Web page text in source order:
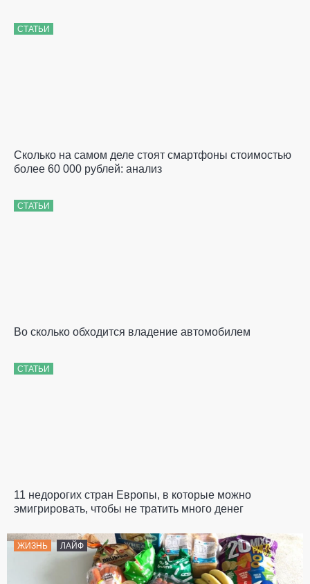
СТАТЬИ
Сколько на самом деле стоят смартфоны стоимостью
более 60 000 рублей: анализ
СТАТЬИ
Во сколько обходится владение автомобилем
СТАТЬИ
11 недорогих стран Европы, в которые можно
эмигрировать, чтобы не тратить много денег
ЖИЗНЬ ЛАЙФ